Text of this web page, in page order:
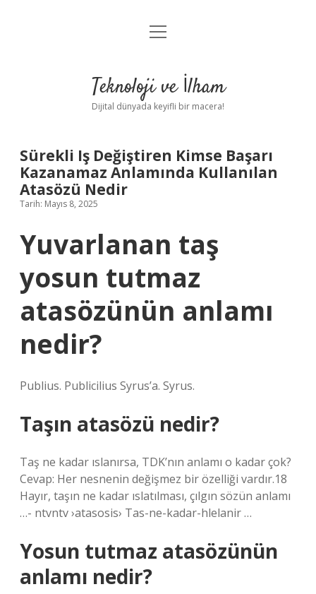
Anasayfa
Yasal Uyarı
menüyü
Teknoloji ve İlham
Dijital dünyada keyifli bir macera!
Sürekli Iş Değiştiren Kimse Başarı
Kazanamaz Anlamında Kullanılan
Atasözü Nedir
Tarih: Mayıs 8, 2025
Yuvarlanan taş
yosun tutmaz
atasözünün anlamı
nedir?
Publius. Publicilius Syrus’a. Syrus.
Taşın atasözü nedir?
Taş ne kadar ıslanırsa, TDK’nın anlamı o kadar çok?
Cevap: Her nesnenin değişmez bir özelliği vardır.18
Hayır, taşın ne kadar ıslatılması, çılgın sözün anlamı
…- ntvntv ›atasosis› Tas-ne-kadar-hlelanir …
Yosun tutmaz atasözünün
anlamı nedir?